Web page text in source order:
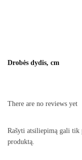
Drobės dydis, cm
There are no reviews yet
Rašyti atsiliepimą gali
produktą.